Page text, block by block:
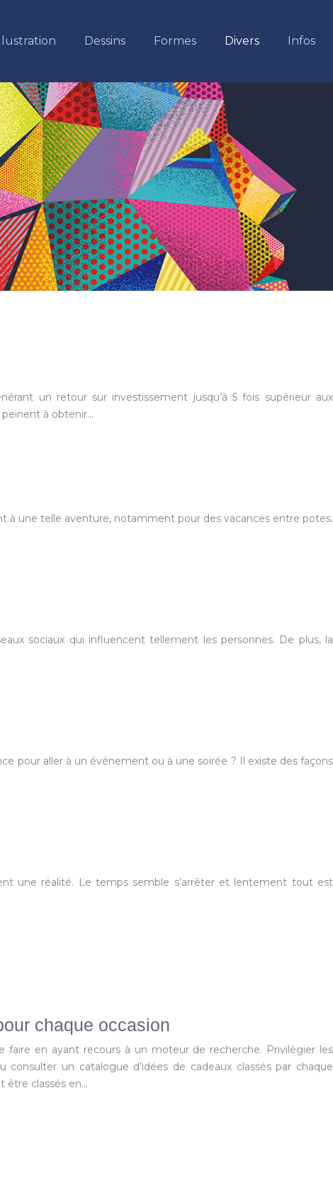
Dessins Formes Divers Infos
un retour sur investissement jusqu’à 5 fois supérieur aux
à obtenir…
à une telle aventure, notamment pour des vacances entre potes.
sociaux qui influencent tellement les personnes. De plus, la
pour aller à un événement ou à une soirée ? Il existe des façons
une réalité. Le temps semble s’arrêter et lentement tout est
chaque occasion
faire en ayant recours à un moteur de recherche. Privilégier les
consulter un catalogue d’idées de cadeaux classés par chaque
être classés en…